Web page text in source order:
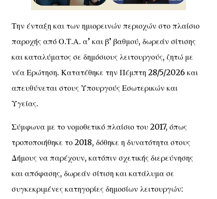
Την ένταξη και των ημιορεινών περιοχών στο πλαίσιο
παροχής από Ο.Τ.Α. α’ και β’ βαθμού, δωρεάν σίτισης
και καταλύματος σε δημόσιους λειτουργούς, ζητώ με
νέα Ερώτηση. Κατατέθηκε την Πέμπτη 28/5/2026 και
απευθύνεται στους Υπουργούς Εσωτερικών και
Υγείας.
Σύμφωνα με το νομοθετικό πλαίσιο του 2017, όπως
τροποποιήθηκε το 2018, δόθηκε η δυνατότητα στους
Δήμους να παρέχουν, κατόπιν σχετικής διερεύνησης
και απόφασης, δωρεάν σίτιση και κατάλυμα σε
συγκεκριμένες κατηγορίες δημοσίων λειτουργών: